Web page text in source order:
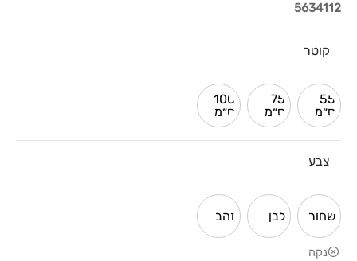
5634112
קוטר
55
ס״מ
75
ס״מ
100
ס״מ
צבע
שחור לבן זהב
נקה